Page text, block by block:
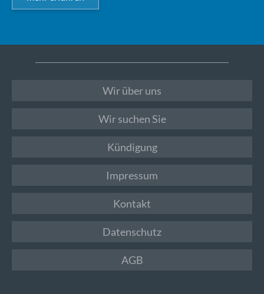
Wir über uns
Wir suchen Sie
Kündigung
Impressum
Kontakt
Datenschutz
AGB